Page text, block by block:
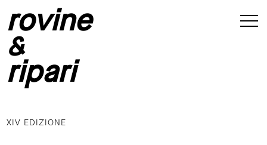
rovine
&
ripari
XIV EDIZIONE